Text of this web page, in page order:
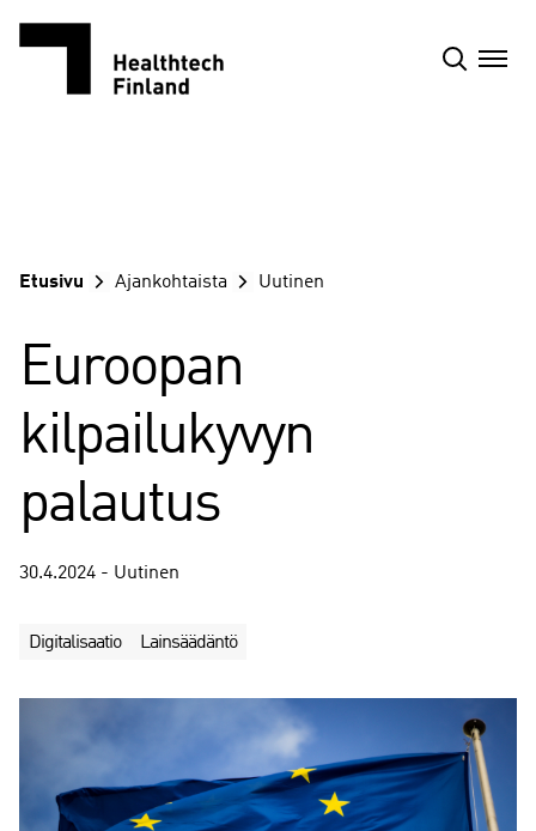
Etusivu Ajankohtaista Uutinen
Euroopan
kilpailukyvyn
palautus
30.4.2024 - Uutinen
Digitalisaatio Lainsäädäntö